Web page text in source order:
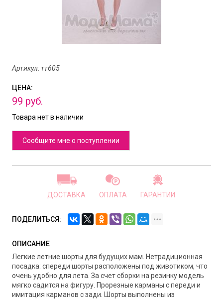
Артикул: тт605
ЦЕНА:
99 руб.
Товара нет в наличии
Сообщите мне о поступлении
ДОСТАВКА ОПЛАТА ГАРАНТИИ
ПОДЕЛИТЬСЯ:
ОПИСАНИЕ
Легкие летние шорты для будущих мам. Нетрадиционная
посадка: спереди шорты расположены под животиком, что
очень удобно для лета. За счет сборки на резинку модель
мягко садится на фигуру. Прорезные карманы с переди и
имитация карманов с зади. Шорты выполнены из